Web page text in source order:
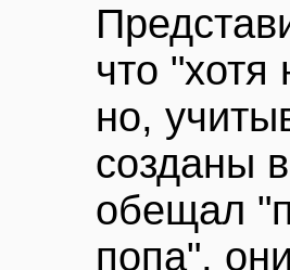
что "хотя
но,
созданы
обещал
попа",